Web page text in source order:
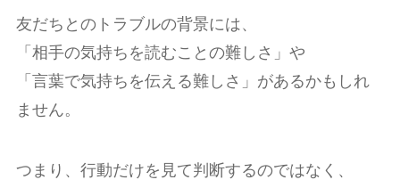
友だちとのトラブルの背景には、
「相手の気持ちを読むことの難しさ」や
「言葉で気持ちを伝える難しさ」があるかもしれ
ません。
つまり、行動だけを見て判断するのではなく、